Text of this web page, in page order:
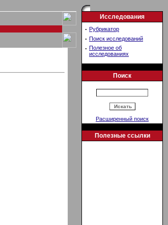
Исследования
· Рубрикатор
· Поиск исследований
· Полезное об
исследованиях
Поиск
Расширенный поиск
Полезные ссылки